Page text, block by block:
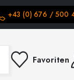
+43 (0) 676 / 500
Favoriten